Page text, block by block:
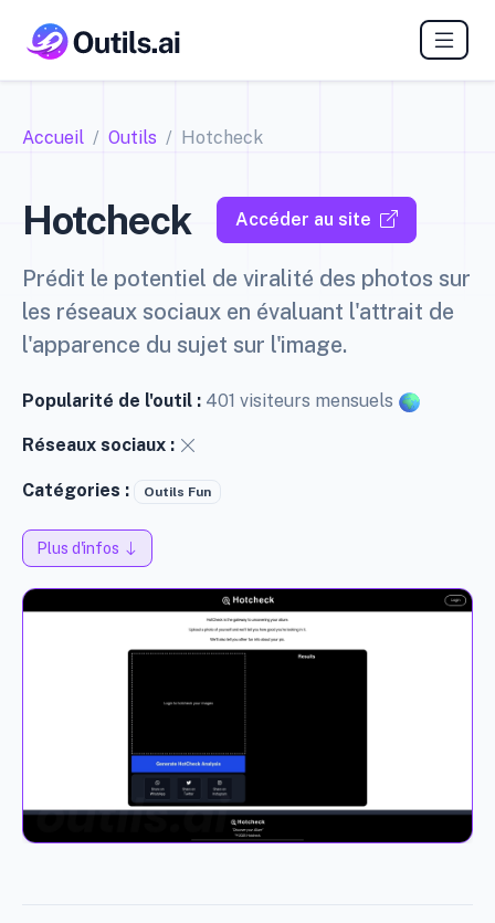
Accueil Outils Hotcheck
Hotcheck Accéder au site
Prédit le potentiel de viralité des photos sur
les réseaux sociaux en évaluant l'attrait de
l'apparence du sujet sur l'image.
Popularité de l'outil : 401 visiteurs mensuels
Réseaux sociaux :
Catégories : Outils Fun
Plus d'infos